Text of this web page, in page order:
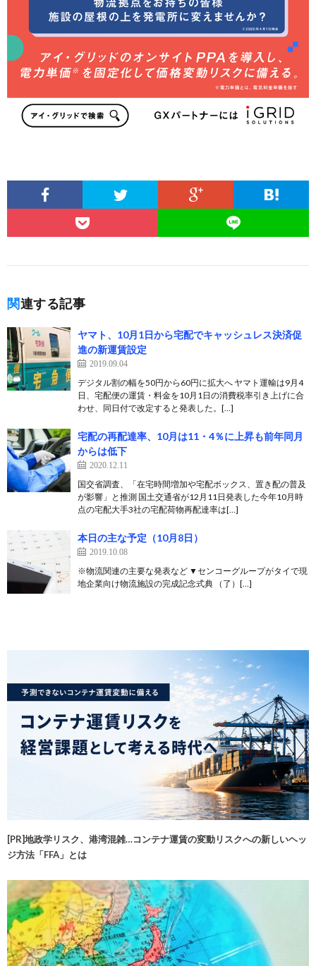
関連する記事
ヤマト、10月1日から宅配でキャッシュレス決済促
進の新運賃設定
2019.09.04
デジタル割の幅を50円から60円に拡大へ ヤマト運輸は9月4
日、宅配便の運賃・料金を10月1日の消費税率引き上げに合
わせ、同日付で改定すると発表した。[…]
宅配の再配達率、10月は11・4％に上昇も前年同月
からは低下
2020.12.11
国交省調査、「在宅時間増加や宅配ボックス、置き配の普及
が影響」と推測 国土交通省が12月11日発表した今年10月時
点の宅配大手3社の宅配荷物再配達率は[…]
本日の主な予定（10月8日）
2019.10.08
※物流関連の主要な発表など ▼センコーグループがタイで現
地企業向け物流施設の完成記念式典 （了）[…]
[PR]地政学リスク、港湾混雑…コンテナ運賃の変動リスクへの新しいヘッ
ジ方法「FFA」とは